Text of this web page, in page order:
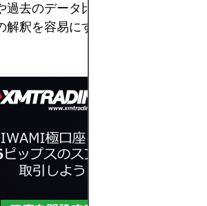
過去のデータ比較を通じてCOTデ
解釈を容易にする高度なフォーマ